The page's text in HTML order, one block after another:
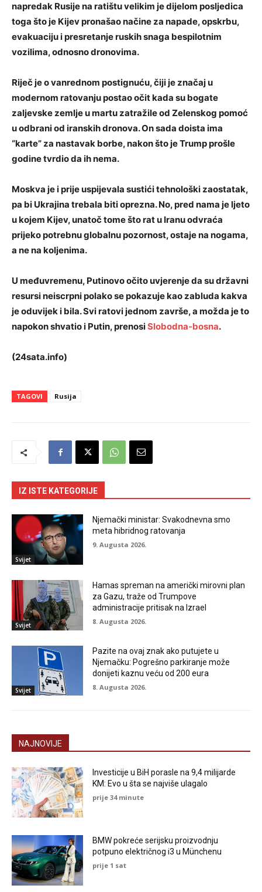
napredak Rusije na ratištu velikim je dijelom posljedica
toga što je Kijev pronašao načine za napade, opskrbu,
evakuaciju i presretanje ruskih snaga bespilotnim
vozilima, odnosno dronovima.
Riječ je o vanrednom postignuću, čiji je značaj u
modernom ratovanju postao očit kada su bogate
zaljevske zemlje u martu zatražile od Zelenskog pomoć
u odbrani od iranskih dronova. On sada doista ima
“karte” za nastavak borbe, nakon što je Trump prošle
godine tvrdio da ih nema.
Moskva je i prije uspijevala sustići tehnološki zaostatak,
pa bi Ukrajina trebala biti oprezna. No, pred nama je ljeto
u kojem Kijev, unatoč tome što rat u Iranu odvraća
prijeko potrebnu globalnu pozornost, ostaje na nogama,
a ne na koljenima.
U međuvremenu, Putinovo očito uvjerenje da su državni
resursi neiscrpni polako se pokazuje kao zabluda kakva
je oduvijek i bila. Svi ratovi jednom završe, a možda je to
napokon shvatio i Putin, prenosiSlobodna-bosna.
(24sata.info)
TAGOVI Rusija
IZ ISTE KATEGORIJE
Svijet
Njemački ministar: Svakodnevna smo
meta hibridnog ratovanja
9. Augusta 2026.
Svijet
Hamas spreman na američki mirovni plan
za Gazu, traže od Trumpove
administracije pritisak na Izrael
8. Augusta 2026.
Svijet
Pazite na ovaj znak ako putujete u
Njemačku: Pogrešno parkiranje može
donijeti kaznu veću od 200 eura
8. Augusta 2026.
NAJNOVIJE
Investicije u BiH porasle na 9,4 milijarde
KM: Evo u šta se najviše ulagalo
prije 34 minute
BMW pokreće serijsku proizvodnju
potpuno električnog i3 u Münchenu
prije 1 sat